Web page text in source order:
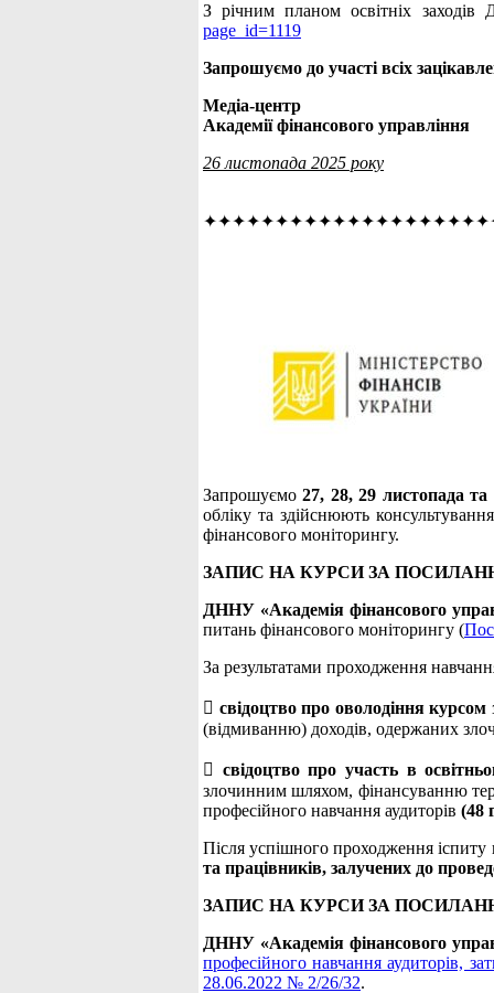
З річним планом освітніх
page_id=1119
Запрошуємо до участі всіх
Медіа-центр
Академії фінансового управління
26 листопада 2025 року
Запрошуємо27, 28, 29 листопада
обліку та здійснюють
фінансового моніторингу.
ЗАПИС НА КУРСИ ЗА
ДННУ «Академія фінансового
питань фінансового моніторингу (
За результатами проходження
 свідоцтво про оволодіння курсом
(відмиванню) доходів, одержаних
 свідоцтво про участь в
злочинним шляхом, фінансуванню
професійного навчання аудиторів (48
Після успішного проходження іспиту
та працівників, залучених до
ЗАПИС НА КУРСИ ЗА
ДННУ «Академія фінансового
професійного навчання аудиторів,
28.06.2022 № 2/26/32.